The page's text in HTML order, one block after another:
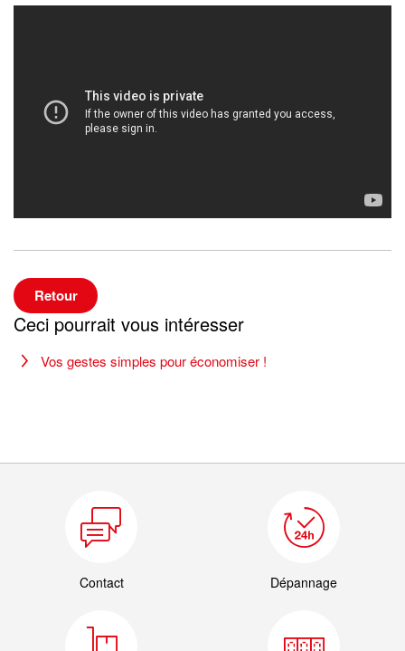
Retour
Ceci pourrait vous intéresser
Vos gestes simples pour économiser !
Contact Dépannage